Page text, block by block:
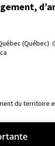
(Québec)
du territoire